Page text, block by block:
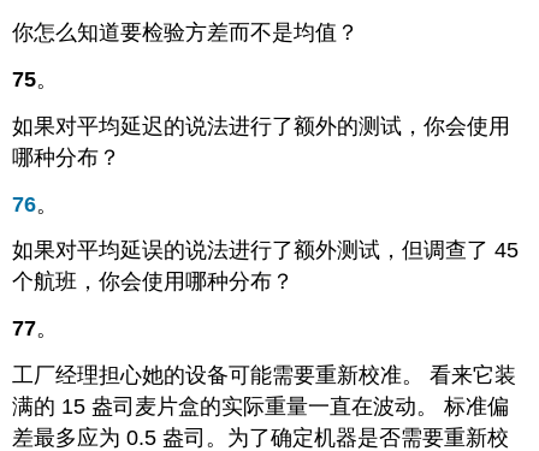
你怎么知道要检验方差而不是均值？
75。
如果对平均延迟的说法进行了额外的测试，你会使用
哪种分布？
76。
如果对平均延误的说法进行了额外测试，但调查了 45
个航班，你会使用哪种分布？
77。
工厂经理担心她的设备可能需要重新校准。 看来它装
满的 15 盎司麦片盒的实际重量一直在波动。 标准偏
差最多应为 0.5 盎司。为了确定机器是否需要重新校